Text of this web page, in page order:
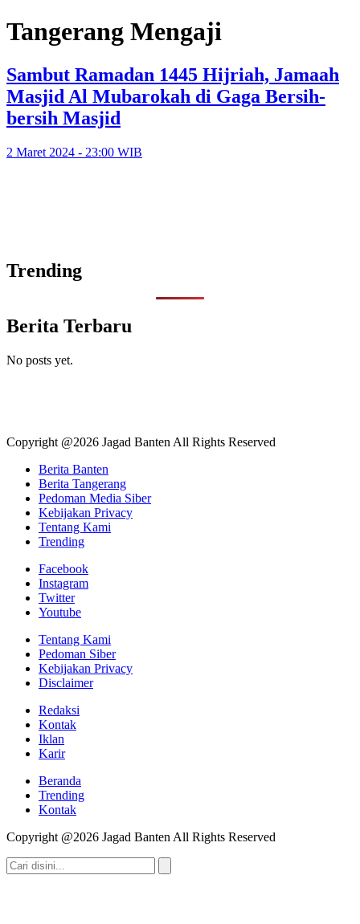
Tangerang Mengaji
Sambut Ramadan 1445 Hijriah, Jamaah
Masjid Al Mubarokah di Gaga Bersih-
bersih Masjid
2 Maret 2024 - 23:00 WIB
Trending
Berita Terbaru
No posts yet.
Copyright @2026 Jagad Banten All Rights Reserved
Berita Banten
Berita Tangerang
Pedoman Media Siber
Kebijakan Privacy
Tentang Kami
Trending
Facebook
Instagram
Twitter
Youtube
Tentang Kami
Pedoman Siber
Kebijakan Privacy
Disclaimer
Redaksi
Kontak
Iklan
Karir
Beranda
Trending
Kontak
Copyright @2026 Jagad Banten All Rights Reserved